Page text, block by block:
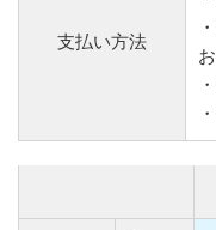
支払い方法